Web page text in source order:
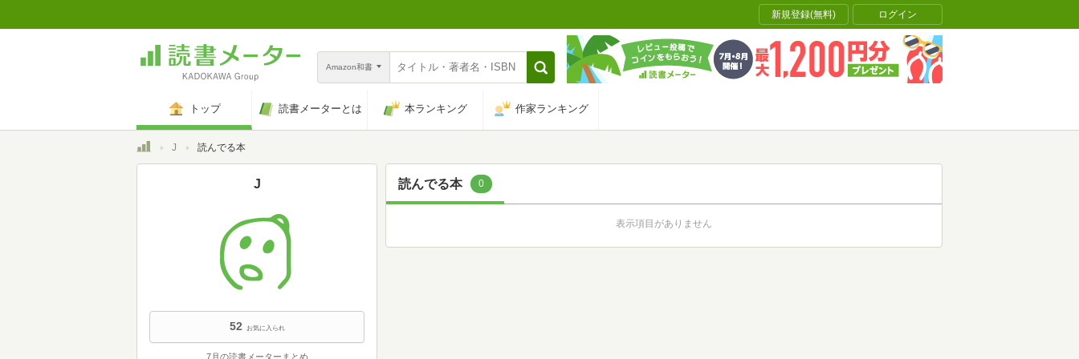
新規登録(無料) ログイン
Amazon和書
トップ 読書メーターとは 本ランキング 作家ランキング
トップ
J 読んでる本
読んでる本 0
表示項目がありません
J
52 お気に入られ
7月の読書メーターまとめ